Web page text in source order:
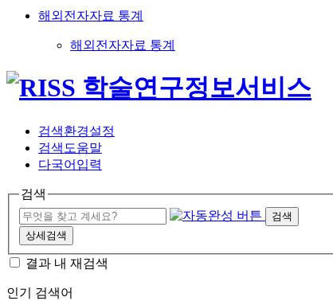
해외전자자료 통계
해외전자자료 통계
검색환경설정
검색도움말
다국어입력
검색
검색
상세검색
결과 내 재검색
인기 검색어